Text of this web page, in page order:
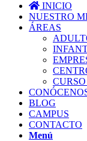
INICIO
NUESTRO
ÁREAS
BLOG
CAMPUS
CONTACTO
Menú